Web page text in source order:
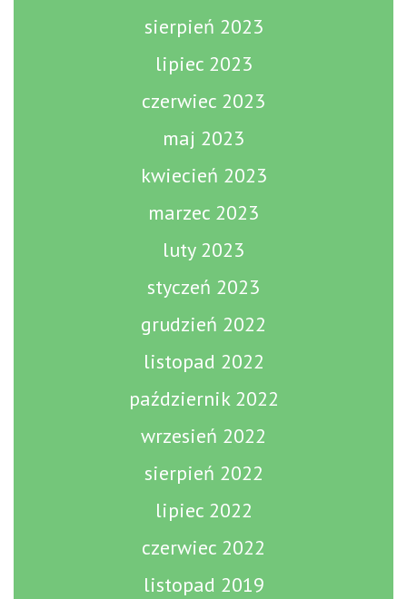
sierpień 2023
lipiec 2023
czerwiec 2023
maj 2023
kwiecień 2023
marzec 2023
luty 2023
styczeń 2023
grudzień 2022
listopad 2022
październik 2022
wrzesień 2022
sierpień 2022
lipiec 2022
czerwiec 2022
listopad 2019